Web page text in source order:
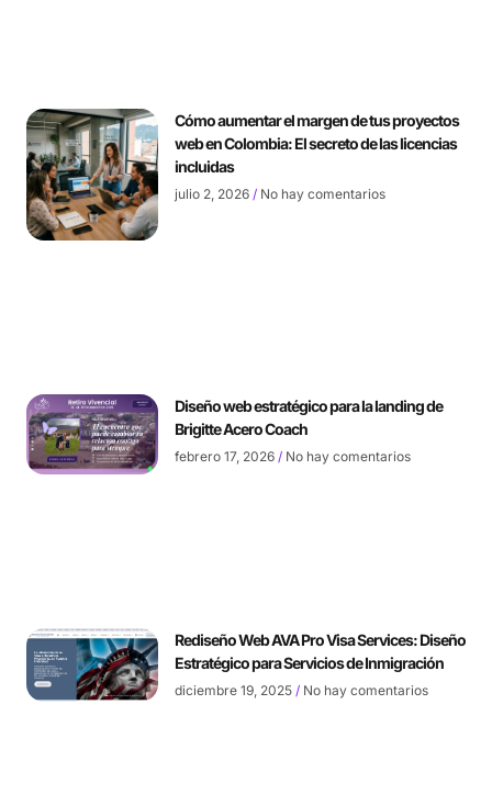
Cómo aumentar el margen de tus proyectos
web en Colombia: El secreto de las licencias
incluidas
julio 2, 2026 No hay comentarios
Diseño web estratégico para la landing de
Brigitte Acero Coach
febrero 17, 2026 No hay comentarios
Rediseño Web AVA Pro Visa Services: Diseño
Estratégico para Servicios de Inmigración
diciembre 19, 2025 No hay comentarios